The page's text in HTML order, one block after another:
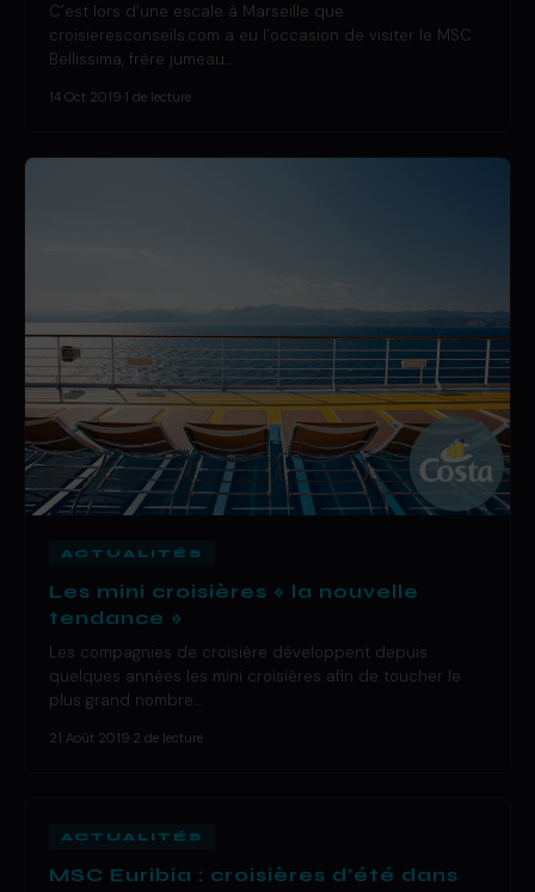
C’est lors d’une escale à Marseille que
croisieresconseils.com a eu l’occasion de visiter le MSC
Bellissima, frère jumeau…
14 Oct 2019 1 de lecture
ACTUALITÉS
Les mini croisières « la nouvelle
tendance »
Les compagnies de croisière développent depuis
quelques années les mini croisières afin de toucher le
plus grand nombre…
21 Août 2019 2 de lecture
ACTUALITÉS
MSC Euribia : croisières d’été dans